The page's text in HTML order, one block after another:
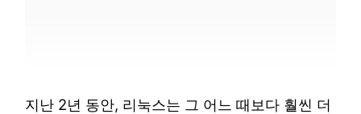
지난 2년 동안, 리눅스는 그 어느 때보다 훨씬 더